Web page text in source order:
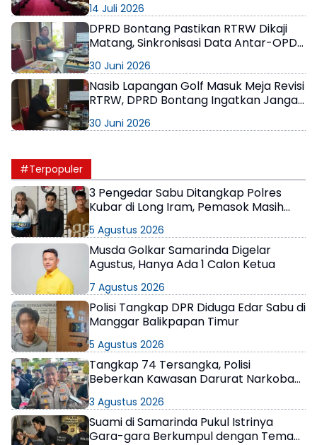
14 Juli 2026
DPRD Bontang Pastikan RTRW Dikaji
Matang, Sinkronisasi Data Antar-OPD
30 Juni 2026
Nasib Lapangan Golf Masuk Meja Revisi
RTRW, DPRD Bontang Ingatkan Jangan
30 Juni 2026
#Terpopuler
3 Pengedar Sabu Ditangkap Polres
Kubar di Long Iram, Pemasok Masih
5 Agustus 2026
Musda Golkar Samarinda Digelar
Agustus, Hanya Ada 1 Calon Ketua
7 Agustus 2026
Polisi Tangkap DPR Diduga Edar Sabu di
Manggar Balikpapan Timur
5 Agustus 2026
Tangkap 74 Tersangka, Polisi
Beberkan Kawasan Darurat Narkoba
3 Agustus 2026
Suami di Samarinda Pukul Istrinya
Gara-gara Berkumpul dengan Teman